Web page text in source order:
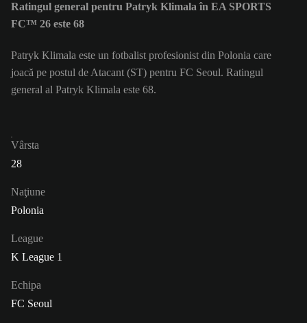
Ratingul general pentru Patryk Klimala în EA SPORTS
FC™ 26 este 68
Patryk Klimala este un fotbalist profesionist din Polonia care
joacă pe postul de Atacant (ST) pentru FC Seoul. Ratingul
general al Patryk Klimala este 68.
Vârsta
28
Naţiune
Polonia
League
K League 1
Echipa
FC Seoul